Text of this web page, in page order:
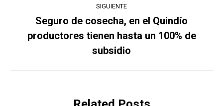
SIGUIENTE
Publicación
siguiente:
Seguro de cosecha, en el Quindío
productores tienen hasta un 100% de
subsidio